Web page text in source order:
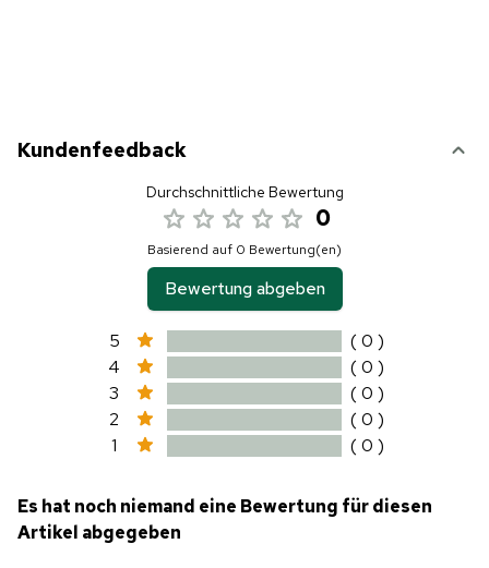
Kundenfeedback
Durchschnittliche Bewertung
0
Basierend auf 0 Bewertung(en)
Bewertung abgeben
5
( 0 )
4
( 0 )
3
( 0 )
2
( 0 )
1
( 0 )
Es hat noch niemand eine Bewertung für diesen
Artikel abgegeben